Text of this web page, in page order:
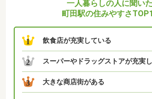
一人暮らしの人に聞いた
町田駅の住みやすさ
1 飲食店が充実している
2 スーパーやドラッグストアが充実
3 大きな商店街がある